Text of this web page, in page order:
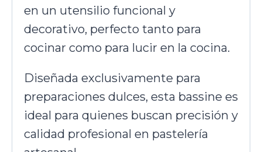
en un utensilio funcional y
decorativo, perfecto tanto para
cocinar como para lucir en la cocina.
Diseñada exclusivamente para
preparaciones dulces, esta bassine es
ideal para quienes buscan precisión y
calidad profesional en pastelería